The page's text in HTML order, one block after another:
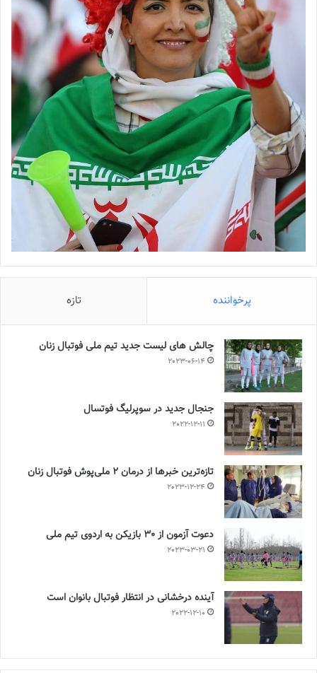
پرخواننده تازه
چالش هاى ليست جدید تيم ملى فوتبال زنان
2023-06-14
جنجال جدید در سوپرلیگ فوتسال
2022-12-11
تازه‌ترین خبرها از درمان ۲ ملی‌پوش فوتبال زنان
2023-12-24
دعوت آزمون از 30 بازیکن به اردوی تیم ملی
2023-03-21
آینده درخشانی در انتظار فوتبال بانوان است
2022-12-10